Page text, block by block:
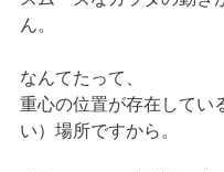
ん。
なんてたって、
重心の位置が存在してい
い）場所ですから。